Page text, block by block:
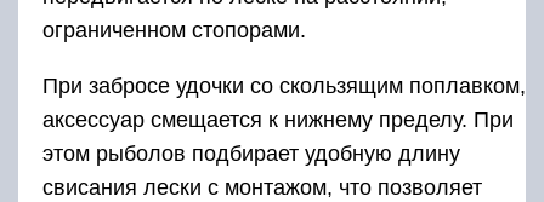
ограниченном стопорами.
При забросе удочки со скользящим поплавком,
аксессуар смещается к нижнему пределу. При
этом рыболов подбирает удобную длину
свисания лески с монтажом, что позволяет